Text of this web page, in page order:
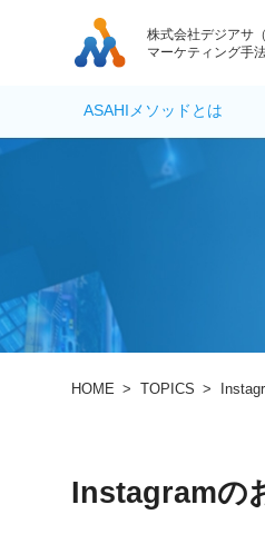
株式会社デジアサ
マーケティング手
ASAHIメソッドとは
HOME > TOPICS >
Instagramの